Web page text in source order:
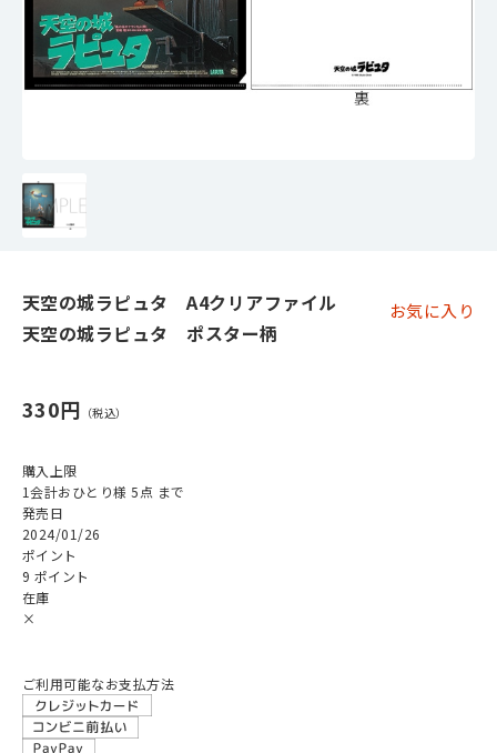
天空の城ラピュタ A4クリアファイル
天空の城ラピュタ ポスター柄
お気に入り
330円
購入上限
1会計おひとり様 5点 まで
発売日
2024/01/26
ポイント
9 ポイント
在庫
×
ご利用可能なお支払方法